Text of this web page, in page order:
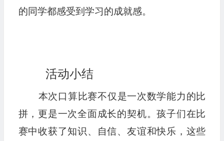
的同学都感受到学习的成就感。
活动小结
本次口算比赛不仅是一次数学能力的比
拼，更是一次全面成长的契机。孩子们在比
赛中收获了知识、自信、友谊和快乐，这些